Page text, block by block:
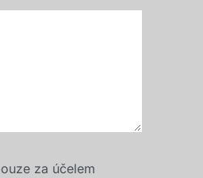
za účelem